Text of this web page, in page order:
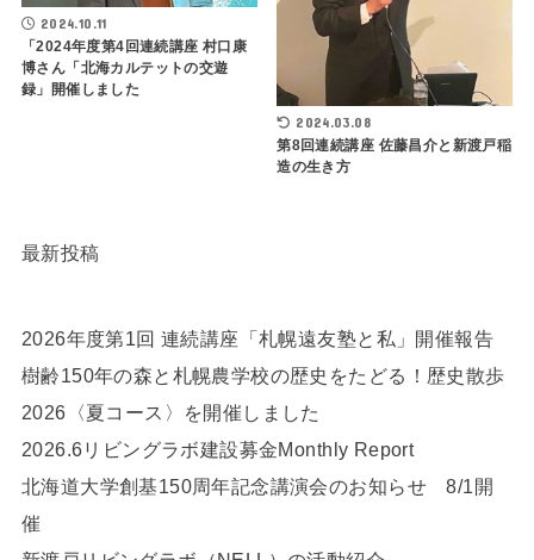
2024.10.11
「2024年度第4回連続講座 村口康
博さん「北海カルテットの交遊
録」開催しました
2024.03.08
第8回連続講座 佐藤昌介と新渡戸稲
造の生き方
最新投稿
2026年度第1回 連続講座「札幌遠友塾と私」開催報告
樹齢150年の森と札幌農学校の歴史をたどる！歴史散歩
2026〈夏コース〉を開催しました
2026.6リビングラボ建設募金Monthly Report
北海道大学創基150周年記念講演会のお知らせ 8/1開
催